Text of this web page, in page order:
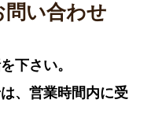
問い合わせ
下さい。
、営業時間内に受